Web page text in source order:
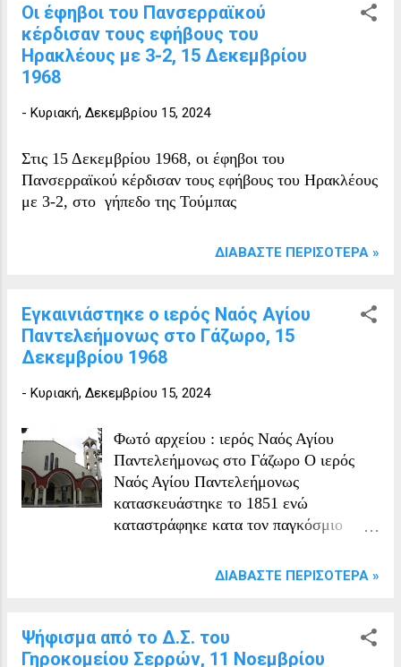
Οι έφηβοι του Πανσερραϊκού
κέρδισαν τους εφήβους του
Ηρακλέους με 3-2, 15 Δεκεμβρίου
1968
- Κυριακή, Δεκεμβρίου 15, 2024
Στις 15 Δεκεμβρίου 1968, οι έφηβοι του
Πανσερραϊκού κέρδισαν τους εφήβους του Ηρακλέους
με 3-2, στο γήπεδο της Τούμπας
ΔΙΑΒΆΣΤΕ ΠΕΡΙΣΌΤΕΡΑ »
Εγκαινιάστηκε ο ιερός Ναός Αγίου
Παντελεήμονως στο Γάζωρο, 15
Δεκεμβρίου 1968
- Κυριακή, Δεκεμβρίου 15, 2024
Φωτό αρχείου : ιερός Ναός Αγίου
Παντελεήμονως στο Γάζωρο Ο ιερός
Ναός Αγίου Παντελεήμονως
κατασκευάστηκε το 1851 ενώ
καταστράφηκε κατα τον παγκόσμιο
από εργασίες εγκαινιάστηκε εκ νέου και
ΔΙΑΒΆΣΤΕ ΠΕΡΙΣΌΤΕΡΑ »
Ψήφισμα από το Δ.Σ. του
Γηροκομείου Σερρών, 11 Νοεμβρίου